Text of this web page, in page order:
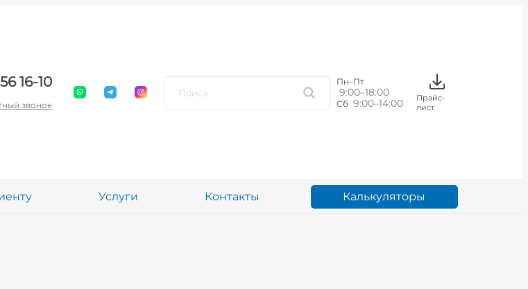
16-10
звонок
Пн–Пт
9:00–18:00
Сб 9:00–14:00
Прайс-
лист
Услуги Контакты Калькуляторы